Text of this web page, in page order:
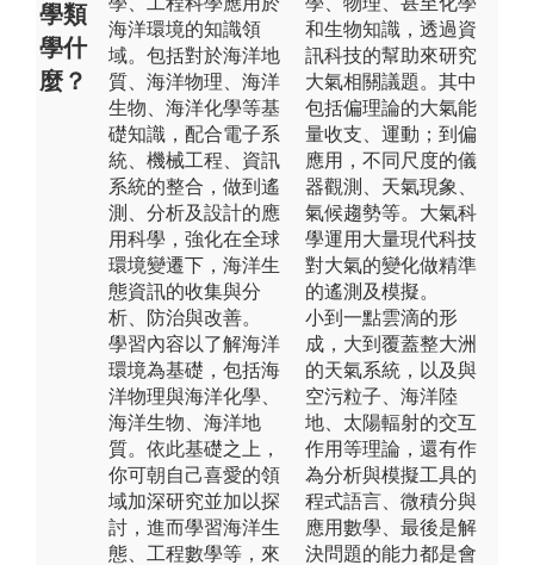
學類
學什
麼？
海洋環境的知識領
域。包括對於海洋地
質、海洋物理、海洋
生物、海洋化學等基
礎知識，配合電子系
統、機械工程、資訊
系統的整合，做到遙
測、分析及設計的應
用科學，強化在全球
環境變遷下，海洋生
態資訊的收集與分
析、防治與改善。
學習內容以了解海洋
環境為基礎，包括海
洋物理與海洋化學、
海洋生物、海洋地
質。依此基礎之上，
你可朝自己喜愛的領
域加深研究並加以探
討，進而學習海洋生
態、工程數學等，來
和生物知識，透過資
訊科技的幫助來研究
大氣相關議題。其中
包括偏理論的大氣能
量收支、運動；到偏
應用，不同尺度的儀
器觀測、天氣現象、
氣候趨勢等。大氣科
學運用大量現代科技
對大氣的變化做精準
的遙測及模擬。
小到一點雲滴的形
成，大到覆蓋整大洲
的天氣系統，以及與
空污粒子、海洋陸
地、太陽輻射的交互
作用等理論，還有作
為分析與模擬工具的
程式語言、微積分與
應用數學、最後是解
決問題的能力都是會